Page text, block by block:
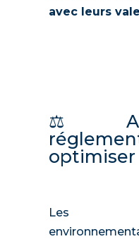
avec leurs
⚖️
optimiser
Les